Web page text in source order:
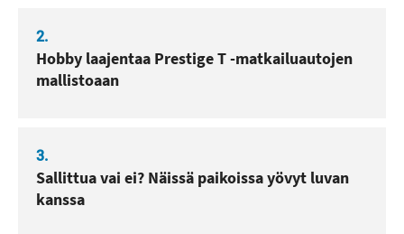
2.
Hobby laajentaa Prestige T -matkailuautojen
mallistoaan
3.
Sallittua vai ei? Näissä paikoissa yövyt luvan
kanssa